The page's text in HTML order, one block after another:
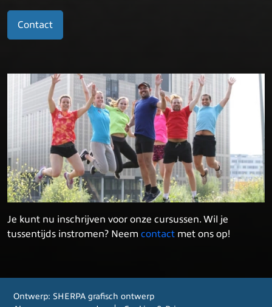
Contact
Je kunt nu inschrijven voor onze cursussen. Wil je
tussentijds instromen? Neem contact met ons op!
Ontwerp: SHERPA grafisch ontwerp